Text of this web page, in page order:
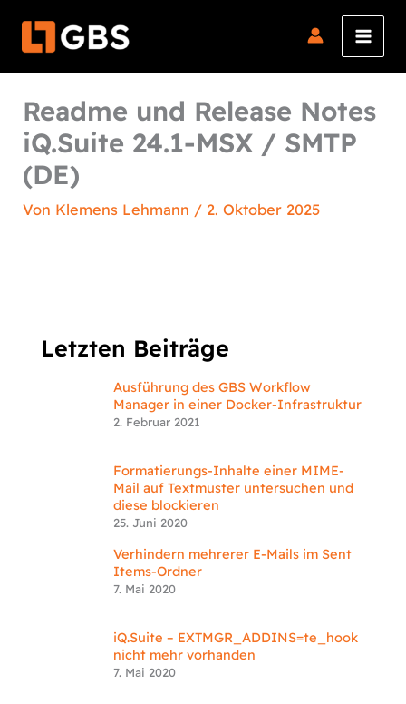
Inhalt
Readme und Release Notes
iQ.Suite 24.1-MSX / SMTP
(DE)
Von Klemens Lehmann / 2. Oktober 2025
Letzten Beiträge
Ausführung des GBS Workflow
Manager in einer Docker-Infrastruktur
2. Februar 2021
Formatierungs-Inhalte einer MIME-
Mail auf Textmuster untersuchen und
diese blockieren
25. Juni 2020
Verhindern mehrerer E-Mails im Sent
Items-Ordner
7. Mai 2020
iQ.Suite – EXTMGR_ADDINS=te_hook
nicht mehr vorhanden
7. Mai 2020